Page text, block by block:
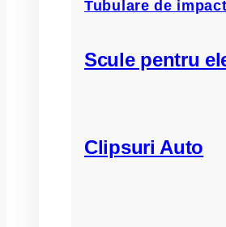
Tubulare de impact
Scule pentru
Clipsuri Auto